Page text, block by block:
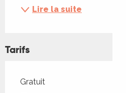
Lire la suite
Tarifs
Tarifs 2026
Gratuit